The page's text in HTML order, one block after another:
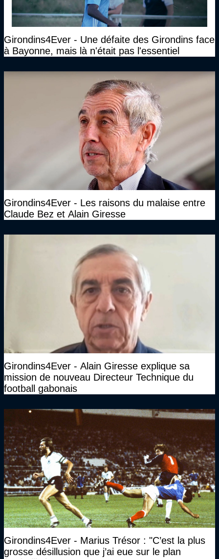
Girondins4Ever - Une défaite des Girondins face
à Bayonne, mais là n'était pas l'essentiel
Girondins4Ever - Les raisons du malaise entre
Claude Bez et Alain Giresse
Girondins4Ever - Alain Giresse explique sa
mission de nouveau Directeur Technique du
football gabonais
Girondins4Ever - Marius Trésor : "C’est la plus
grosse désillusion que j’ai eue sur le plan